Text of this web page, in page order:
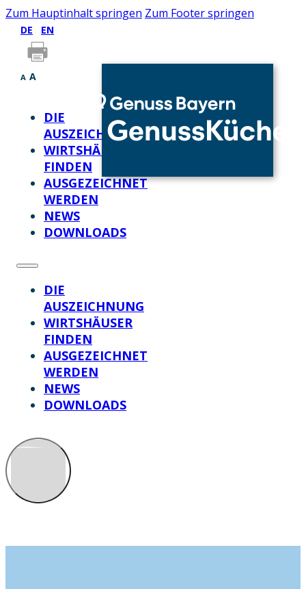
Zum Hauptinhalt springen Zum Footer springen
DE EN
A A
DIE
AUSZEICHNUNG
WIRTSHÄUSER
FINDEN
AUSGEZEICHNET
WERDEN
NEWS
DOWNLOADS
DIE
AUSZEICHNUNG
WIRTSHÄUSER
FINDEN
AUSGEZEICHNET
WERDEN
NEWS
DOWNLOADS